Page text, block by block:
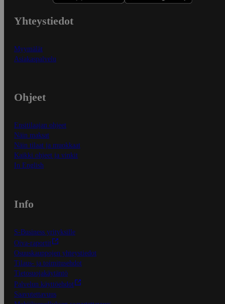
Yhteystiedot
Myymälät
Asiakaspalvelu
Ohjeet
Ensitilaajan ohjeet
Näin maksat
Näin tilaat ja muokkaat
Kaikki ohjeet ja vinkit
In English
Info
S-Business yrityksille
Oiva-raportit
Osuuskauppojen yhteystiedot
Tilaus- ja toimitusehdot
Tietosuojakäytäntö
Palvelun käyttöehdot
Saavutettavuus